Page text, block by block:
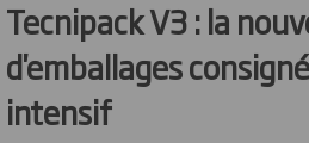
Tecnipack V3 : la
d'emballages
intensif